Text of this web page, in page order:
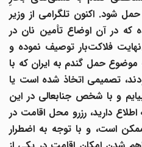
شود. اکنون تلگرامی از وزیر
در آن اوضاع تأمین نان در
فلاکتبار توصیف نموده و
حمل گندم به ایران که با
تصمیمی اتخاذ شده است یا
و با شخص جنابعالی در این
دارید، رزرو محل اقامت در
است، و با توجه به اضطرار